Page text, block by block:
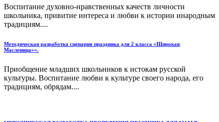
Воспитание духовно-нравственных качеств личности
школьника, привитие интереса и любви к истории инародным
традициям....
Методическая разработка сценария праздника для 2 класса «Широкая
Масленица»».
Приобщение младших школьников к истокам русской
культуры. Воспитание любви к культуре своего народа, его
традициям, обрядам....